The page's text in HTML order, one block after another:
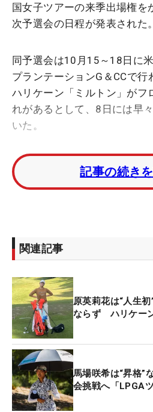
国女子ツアーの来季出場権を
次予選会の日程が発表された。
同予選会は10月15～18日に
プランテーションG＆CCで行
ハリケーン「ミルトン」がフ
れがあるとして、8日には早
いた。
被害状況を精査してから日
アーはハリケーンの通過を受
の修復が可能と判断。地域
Qシリーズは3段階に分けら
プレ予選会を通過した選手、
を戦った長野未祈と谷田侑里
原英莉花、神谷そらが参戦す
～9日に、アラバマ州マグノ
台に開催される予定。
記事の続き
関連記事
原英莉花は“人生
ならず ハリケー
馬場咲希は“昇格
会挑戦へ「LPGA